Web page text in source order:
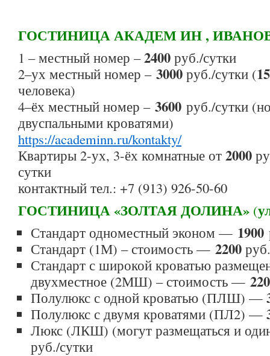
ГОСТИНИЦА АКАДЕМ ИН ,
1 – местный номер –2400 руб./сутки
2–ух местный номер – 3000 руб./сутки (
человека)
4–ёх местный номер – 3600 руб./сутки
двуспальными кроватями)
https://academinn.ru/kontakty/
Квартиры 2-ух, 3-ёх комнатные от 2000
сутки
контактный тел.: +7 (913) 926-50-60
ГОСТИНИЦА «ЗОЛТАЯ ДОЛИНА» (
Стандарт одноместный эконом — 1900
Стандарт (1М) – стоимость — 2200
Стандарт с широкой кроватью
двухместное (2МШ) – стоимость —
Полулюкс с одной кроватью (ПЛШ) —
Полулюкс с двумя кроватями (ПЛ2) —
Люкс (ЛКШ) (могут размещаться и
руб./сутки